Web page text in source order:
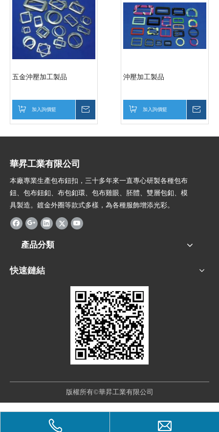
五金沖壓加工製品
加入詢價籃
沖壓加工製品
加入詢價籃
華昇工業有限公司
本廠專業生產包布鈕扣，三十多年來一直專心研製各種包布
鈕、包布鈕釦、布包釦環、包布雞眼、胚體、雙層包釦、模
具製造。鍍金外圈等款式多樣，為各種服飾增添光彩。
產品分類
快速鏈結
版權所有©華昇工業有限公司